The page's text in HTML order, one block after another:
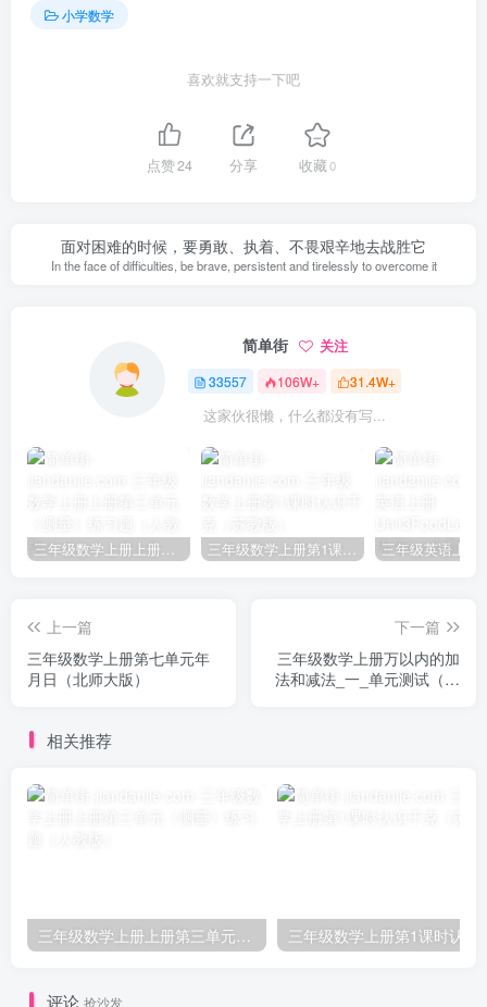
小学数学
喜欢就支持一下吧
点赞24 分享 收藏0
面对困难的时候，要勇敢、执着、不畏艰辛地去战胜它
In the face of difficulties, be brave, persistent and tirelessly to overcome it
简单街 关注
33557 106W+ 31.4W+
这家伙很懒，什么都没有写...
上一篇
三年级数学上册第七单元年
月日（北师大版）
下一篇
三年级数学上册万以内的加
法和减法_一_单元测试（人
相关推荐
评论 抢沙发